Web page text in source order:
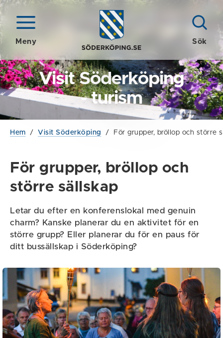
Meny Sök
Visit Söderköping
- turism
Hem / Visit Söderköping / För grupper, bröllop och större
För grupper, bröllop och
större sällskap
Letar du efter en konferenslokal med genuin
charm? Kanske planerar du en aktivitet för en
större grupp? Eller planerar du för en paus för
ditt bussällskap i Söderköping?